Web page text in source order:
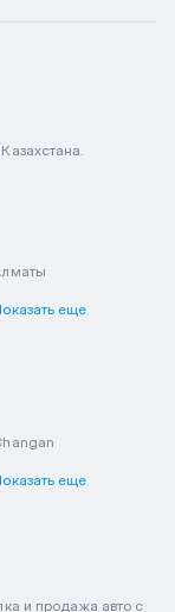
еще
еще
и продажа авто с